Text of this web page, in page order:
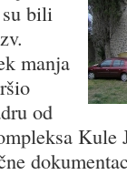
bili
manja
od
Kule